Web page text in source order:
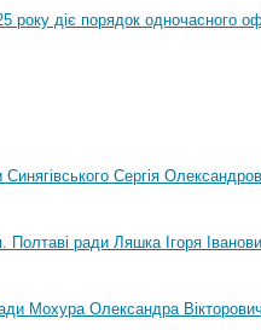
року діє порядок одночасного
Сергія
Полтаві ради Ляшка Ігоря
Мохура Олександра